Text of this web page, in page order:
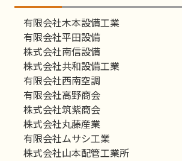
有限会社木本設備工業
有限会社平田設備
株式会社南信設備
株式会社共和設備工業
有限会社西南空調
有限会社高野商会
株式会社筑紫商会
株式会社丸藤産業
有限会社ムサシ工業
株式会社山本配管工業所